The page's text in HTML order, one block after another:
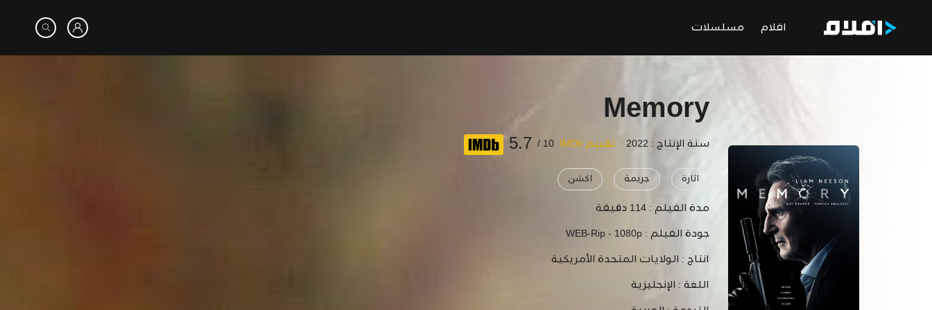
افلام مسلسلات
Memory
سنة الإنتاج : 2022 تقييم IMDb 10 /
5.7
اثارة جريمة اكشن
مدة الفيلم :114 دقيقة
جودة الفيلم :WEB-Rip - 1080p
انتاج : الولايات المتحدة الأمريكية
اللغة : الإنجليزية